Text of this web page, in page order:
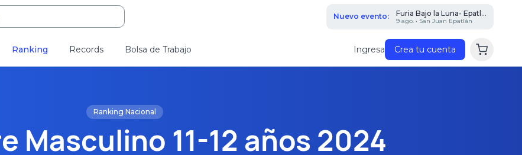
Nuevo evento: Furia Bajo la Luna- Epatl...
9 ago. • San Juan Epatlán
Ranking Records Bolsa de Trabajo Ingresa Crea tu cuenta
Ranking Nacional
Masculino 11-12 años 2024